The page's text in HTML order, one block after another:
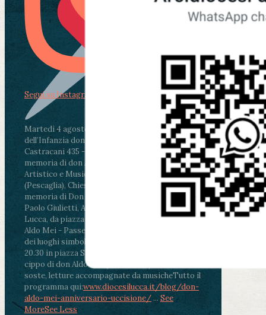
Martedì 4 agosto2026
ore 11:30 - Lucca, Scuola
dell’Infanzia don Aldo Mei - Viale Castruccio
Castracani 435 - Inaugurazione murales in
memoria di don Aldo Mei curato dal Liceo
Artistico e Musicale “Passaglia”
ore 18 - Fiano
(Pescaglia), Chiesa parrocchiale - Messa in
memoria di Don Aldo Mei celebrata da mons.
Paolo Giulietti, Arcivescovo di Lucca
ore 20.30 -
Lucca, da piazza San Michele al Cippo di don
Aldo Mei - Passeggiata della Memoria in alcuni
dei luoghi simbolo della città. Ritrovo alle ore
20.30 in piazza San Michele con conclusione al
cippo di don Aldo Mei (Porta Elisa). Durante le
soste, letture accompagnate da musicheTutto il
programma qui:www.diocesilucca.it/blog/don-
aldo-mei-anniversario-uccisione/ ... See
MoreSee Less
Segui su Instagram